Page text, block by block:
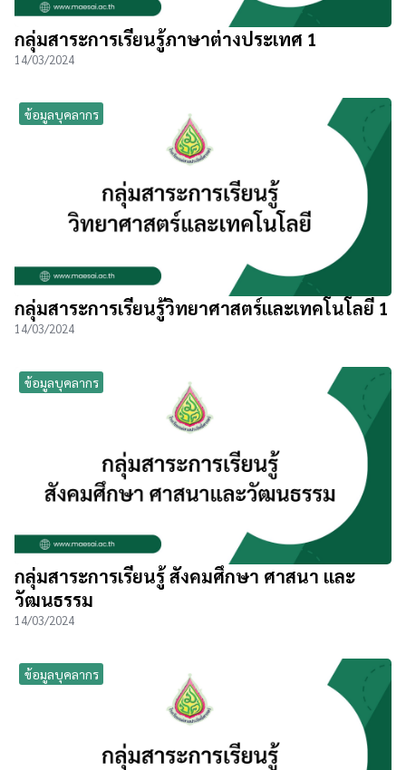
กลุ่มสาระการเรียนรู้ภาษาต่างประเทศ 1
14/03/2024
ข้อมูลบุคลากร
กลุ่มสาระการเรียนรู้วิทยาศาสตร์และเทคโนโลยี 1
14/03/2024
ข้อมูลบุคลากร
กลุ่มสาระการเรียนรู้ สังคมศึกษา ศาสนา และ
วัฒนธรรม
14/03/2024
ข้อมูลบุคลากร